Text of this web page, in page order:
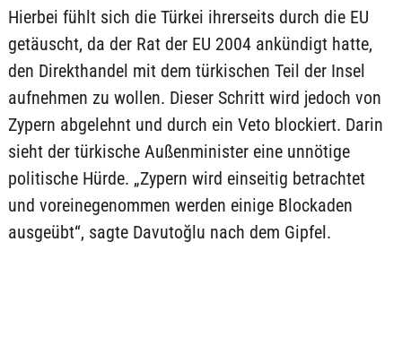
Hierbei fühlt sich die Türkei ihrerseits durch die EU
getäuscht, da der Rat der EU 2004 ankündigt hatte,
den Direkthandel mit dem türkischen Teil der Insel
aufnehmen zu wollen. Dieser Schritt wird jedoch von
Zypern abgelehnt und durch ein Veto blockiert. Darin
sieht der türkische Außenminister eine unnötige
politische Hürde. „Zypern wird einseitig betrachtet
und voreinegenommen werden einige Blockaden
ausgeübt“, sagte Davutoğlu nach dem Gipfel.